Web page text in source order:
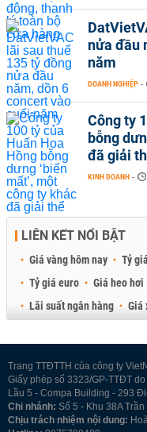
nửa đầu
năm
DOANH NGHIỆP -
Công ty
bỗng
đã giải
KINH DOANH -
LIÊN KẾT NỔI BẬT
Giá vàng hôm nay Tỷ
Tỷ giá euro
Giá heo hơi
Lãi suất ngân hàng
Giá
Trang TTĐTTH của công ty
Giấy phép số 3323/GP-TTĐT
Lầu 5 - Compa Building - 293
Chi nhánh: Số 5 - Khu 38A
Chịu trách nhiệm nội dung: